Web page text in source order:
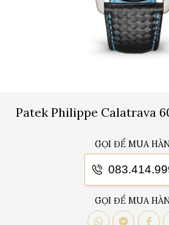
Patek Philippe Calatrava
GỌI ĐỂ MUA
GỌI ĐỂ MUA